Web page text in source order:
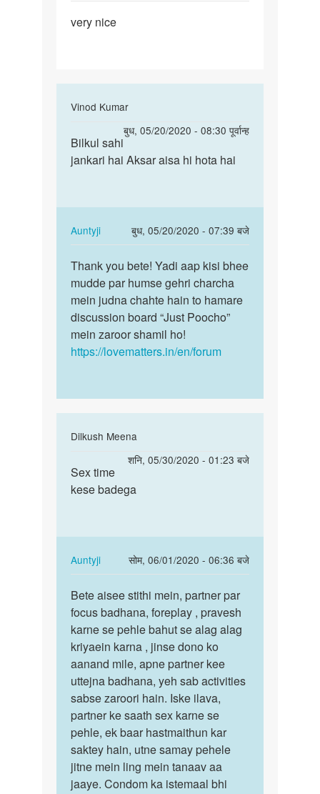
very
very nice
Vinod Kumar
बुध, 05/20/2020 - 08:30 पूर्वान्ह
In
to
very
janvi
chodry
Bilkul
sahi
Bilkul sahi
jankari hai Aksar aisa hi hota hai
Auntyji
बुध, 05/20/2020 - 07:39 बजे
In
reply
to
Bilkul
sahi
jankari
hai…
by
Thank
you
bete!
Yadi
aap…
Thank you bete! Yadi aap kisi bhee
mudde par humse gehri charcha
mein judna chahte hain to hamare
discussion board “Just Poocho”
mein zaroor shamil ho!
https://lovematters.in/en/forum
Dilkush Meena
शनि, 05/30/2020 - 01:23 बजे
reply
to
janvi
chodry
Sex
time
Sex time
kese badega
Auntyji
सोम, 06/01/2020 - 06:36 बजे
In
reply
to
Sex
time
kese
badega
by
Dilkush
Meena
Bete
aisee
stithi
mein,
…
Bete aisee stithi mein, partner par
focus badhana, foreplay , pravesh
karne se pehle bahut se alag alag
kriyaein karna , jinse dono ko
aanand mile, apne partner kee
uttejna badhana, yeh sab activities
sabse zaroori hain. Iske ilava,
partner ke saath sex karne se
pehle, ek baar hastmaithun kar
saktey hain, utne samay pehele
jitne mein ling mein tanaav aa
jaaye. Condom ka istemaal bhi